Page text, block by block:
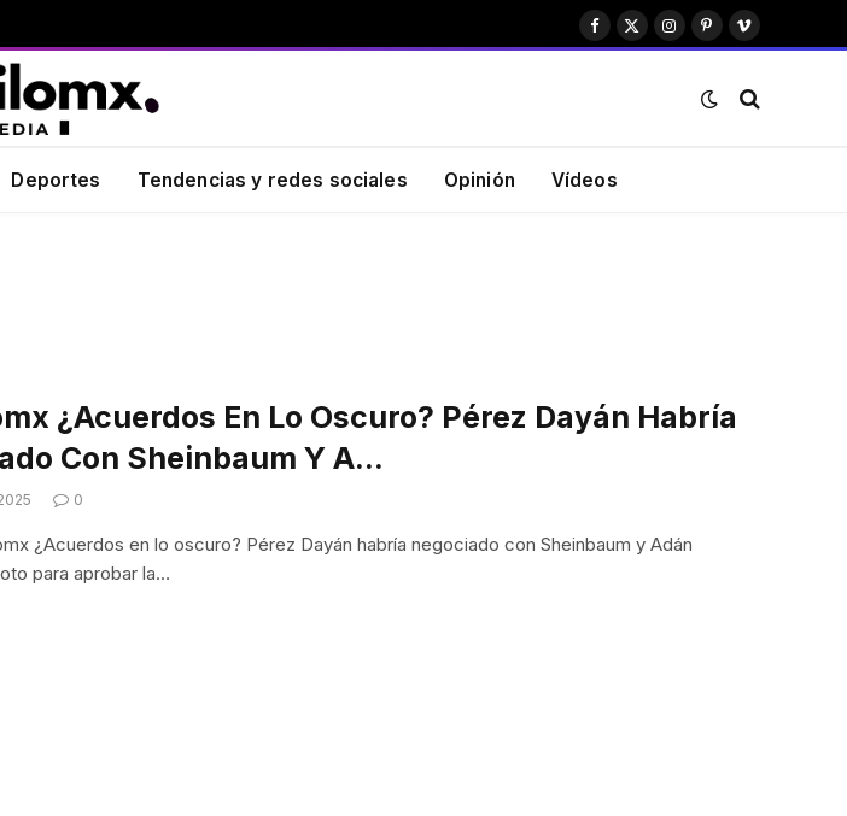
Facebook
X
Instagram
PinterestVimeo
Deportes Tendencias y redes sociales Opinión Vídeos
¿Acuerdos En Lo Oscuro? Pérez Dayán Habría
Con Sheinbaum Y A…
0
¿Acuerdos en lo oscuro? Pérez Dayán habría negociado con Sheinbaum y Adán
para aprobar la…